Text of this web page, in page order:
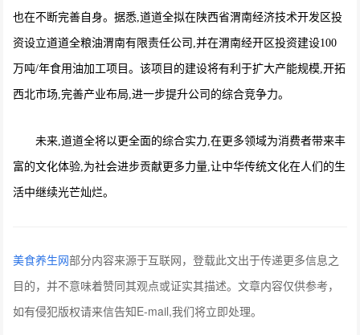
也在不断完善自身。据悉,道道全拟在陕西省渭南经济技术开发区投
资设立道道全粮油渭南有限责任公司,并在渭南经开区投资建设100
万吨/年食用油加工项目。该项目的建设将有利于扩大产能规模,开拓
西北市场,完善产业布局,进一步提升公司的综合竞争力。
未来,道道全将以更全面的综合实力,在更多领域为消费者带来丰
富的文化体验,为社会进步贡献更多力量,让中华传统文化在人们的生
活中继续光芒灿烂。
美食养生网部分内容来源于互联网，登载此文出于传递更多信息之
目的，并不意味着赞同其观点或证实其描述。文章内容仅供参考，
如有侵犯版权请来信告知E-mail,我们将立即处理。